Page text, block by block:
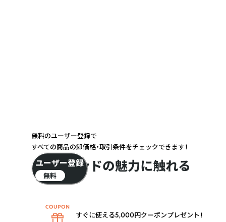
/ 炭酸ガス
ブランドの魅力に触れる
無料のユーザー登録で
すべての商品の卸価格・取引条件をチェックできます！
ユーザー登録
無料
すぐに使える5,000円クーポンプレゼント！